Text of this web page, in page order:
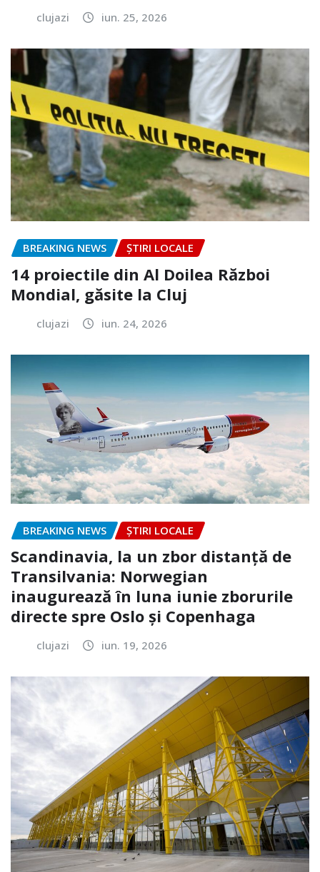
clujazi iun. 25, 2026
BREAKING NEWS ȘTIRI LOCALE
14 proiectile din Al Doilea Război
Mondial, găsite la Cluj
clujazi iun. 24, 2026
BREAKING NEWS ȘTIRI LOCALE
Scandinavia, la un zbor distanță de
Transilvania: Norwegian
inaugurează în luna iunie zborurile
directe spre Oslo și Copenhaga
clujazi iun. 19, 2026